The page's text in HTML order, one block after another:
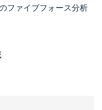
ファイブフォース分析